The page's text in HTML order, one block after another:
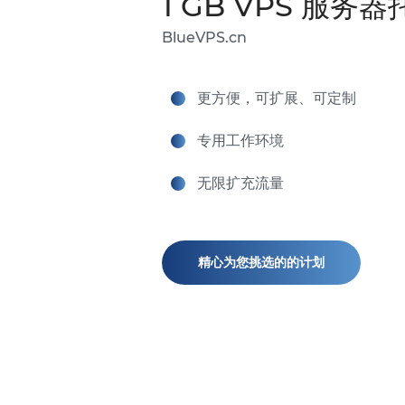
BlueVPS.cn
更方便，可扩展、可定制
专用工作环境
无限扩充流量
精心为您挑选的的计划